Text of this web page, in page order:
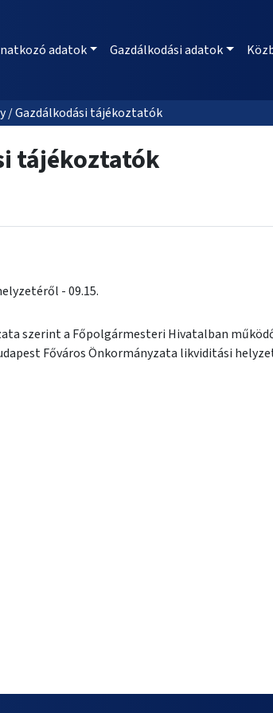
adatok Gazdálkodási adatok
/ Gazdálkodási tájékoztatók
tájékoztatók
- 09.15.
szerint a Főpolgármesteri Hivatalban
Főváros Önkormányzata likviditási